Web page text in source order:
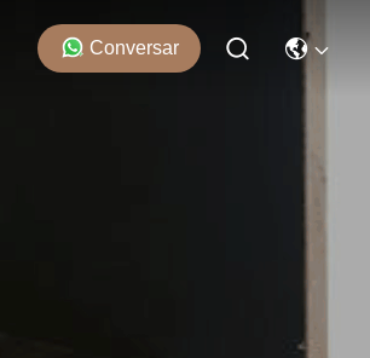
Conversar